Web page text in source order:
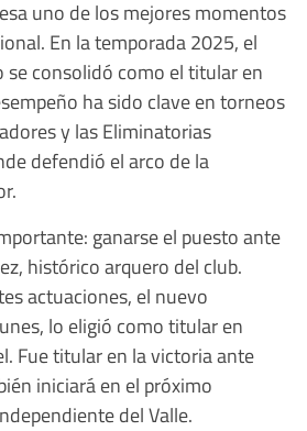
uno de los mejores momentos
En la temporada 2025, el
consolidó como el titular en
ha sido clave en torneos
y las Eliminatorias
defendió el arco de la
ganarse el puesto ante
histórico arquero del club.
actuaciones, el nuevo
lo eligió como titular en
Fue titular en la victoria ante
iniciará en el próximo
del Valle.